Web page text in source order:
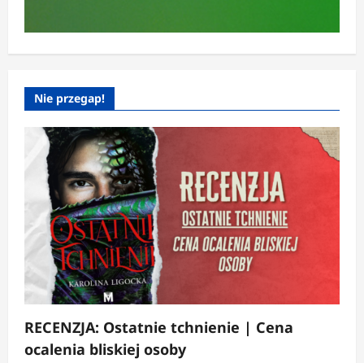
Nie przegap!
RECENZJA: Ostatnie tchnienie | Cena
ocalenia bliskiej osoby